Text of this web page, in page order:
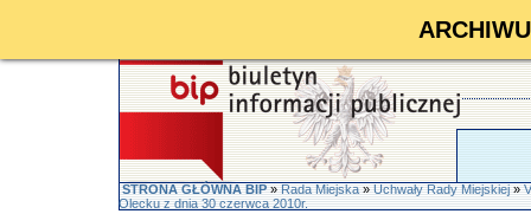
STRONA GŁÓWNA BIP»Rada Miejska»Uchwały Rady Miejskiej»
Olecku z dnia 30 czerwca 2010r.